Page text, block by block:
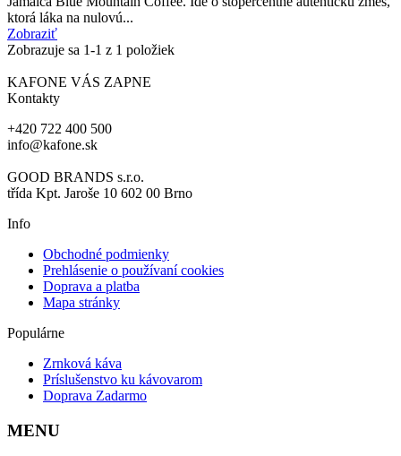
ktorá láka na nulovú...
Zobraziť
Zobrazuje sa 1-1 z 1 položiek
KAFONE VÁS ZAPNE
Kontakty
+420 722 400 500
info@kafone.sk
GOOD BRANDS s.r.o.
třída Kpt. Jaroše 10 602 00 Brno
Info
Obchodné podmienky
Prehlásenie o používaní cookies
Doprava a platba
Mapa stránky
Populárne
Zrnková káva
Príslušenstvo ku kávovarom
Doprava Zadarmo
MENU